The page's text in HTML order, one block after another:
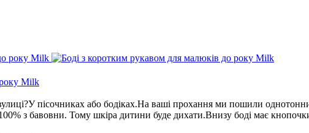
Milk
пісочниках або бодіках.На ваші прохання ми пошили
з бавовни. Тому шкіра дитини буде дихати.Внизу боді має